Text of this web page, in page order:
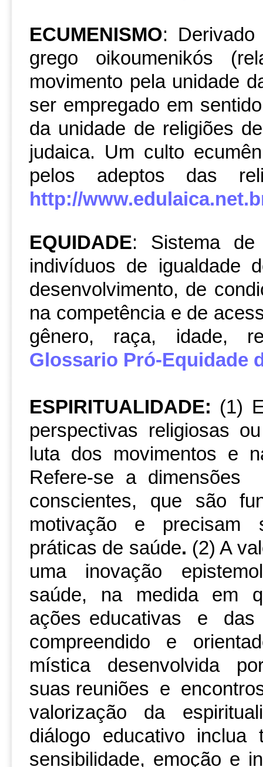
ECUMENISMO:
grego oikoumenikós
movimento pela unidade
ser empregado em
da unidade de religiões
judaica. Um culto
pelos adeptos das
http://
EQUIDADE: Sistema de
indivíduos de igualdade
desenvolvimento, de
na competência e de
gênero, raça, idade,
Glossario Pró-Equidade
ESPIRITUALIDADE: (1)
perspectivas religiosas
luta dos movimentos e
Refere-se a
conscientes, que são
motivação e precisam
práticas de saúde. (2) A
uma inovação
saúde, na medida em
ações educativas e
compreendido e
mística desenvolvida
suas reuniões e
valorização da
diálogo educativo inclua
sensibilidade, emoção e